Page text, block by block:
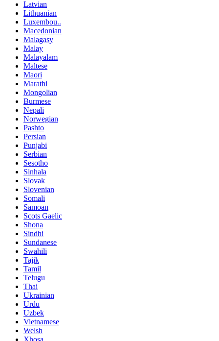
Latvian
Lithuanian
Luxembou..
Macedonian
Malagasy
Malay
Malayalam
Maltese
Maori
Marathi
Mongolian
Burmese
Nepali
Norwegian
Pashto
Persian
Punjabi
Serbian
Sesotho
Sinhala
Slovak
Slovenian
Somali
Samoan
Scots Gaelic
Shona
Sindhi
Sundanese
Swahili
Tajik
Tamil
Telugu
Thai
Ukrainian
Urdu
Uzbek
Vietnamese
Welsh
Xhosa